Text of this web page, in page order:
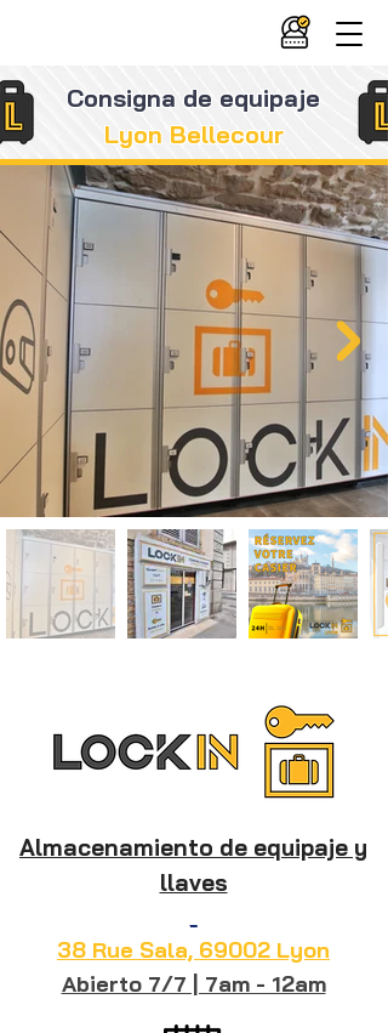
Consigna de equipaje
Lyon Bellecour
Almacenamiento de equipaje y
llaves
38 Rue Sala, 69002 Lyon
Abierto 7/7 | 7am - 12am